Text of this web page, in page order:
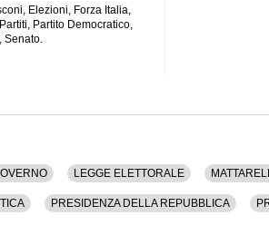
Elezioni, Forza Italia,
Partito Democratico,
Senato.
LEGGE ELETTORALE
PRESIDENZA DELLA REPUBBLICA